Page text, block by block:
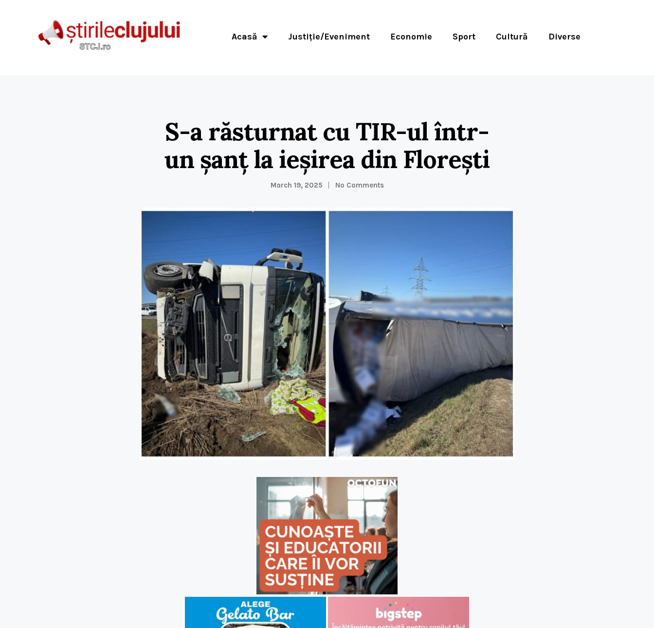
Acasă Justiție/Eveniment Economie Sport Cultură Diverse
S-a răsturnat cu TIR-ul într-
un șanț la ieșirea din Florești
March 19, 2025 No Comments